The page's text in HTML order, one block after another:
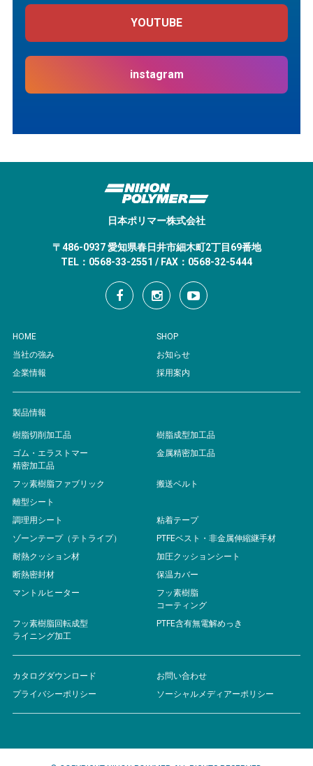
YOUTUBE
instagram
日本ポリマー株式会社
〒486-0937 愛知県春日井市細木町2丁目69番地
TEL：0568-33-2551 / FAX：0568-32-5444
HOME
SHOP
当社の強み
お知らせ
企業情報
採用案内
製品情報
樹脂切削加工品
樹脂成型加工品
ゴム・エラストマー
精密加工品
金属精密加工品
フッ素樹脂ファブリック
搬送ベルト
離型シート
調理用シート
粘着テープ
ゾーンテープ（テトライプ）
PTFEベスト・非金属伸縮継手材
耐熱クッション材
加圧クッションシート
断熱密封材
保温カバー
マントルヒーター
フッ素樹脂
コーティング
フッ素樹脂回転成型
ライニング加工
PTFE含有無電解めっき
カタログダウンロード
お問い合わせ
プライバシーポリシー
ソーシャルメディアーポリシー